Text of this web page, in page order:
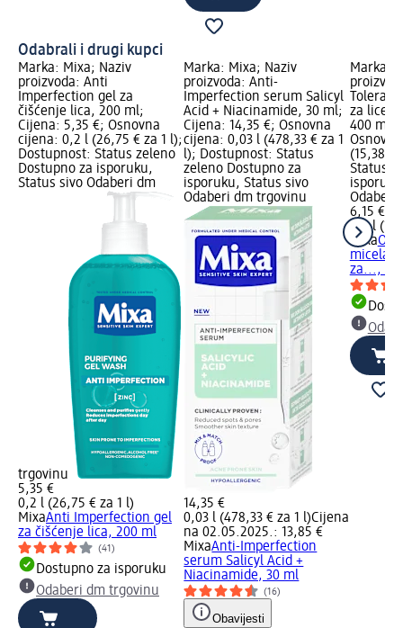
Odabrali i drugi kupci
Marka: Mixa; Naziv
proizvoda: Anti
Imperfection gel za
čišćenje lica, 200 ml;
Cijena: 5,35 €; Osnovna
cijena: 0,2 l (26,75 € za 1 l);
Dostupnost: Status zeleno
Dostupno za isporuku,
Status sivo Odaberi dm
trgovinu
5,35 €
0,2 l (26,75 € za 1 l)
MixaAnti Imperfection gel
za čišćenje lica, 200 ml
(41)
Dostupno za isporuku
Odaberi dm trgovinu
Marka: Mixa; Naziv
proizvoda: Anti-
Imperfection serum Salicyl
Acid + Niacinamide, 30 ml;
Cijena: 14,35 €; Osnovna
cijena: 0,03 l (478,33 € za 1
l); Dostupnost: Status
zeleno Dostupno za
isporuku, Status sivo
Odaberi dm trgovinu
14,35 €
0,03 l (478,33 € za 1 l)Cijena
na 02.05.2025.: 13,85 €
MixaAnti-Imperfection
serum Salicyl Acid +
Niacinamide, 30 ml
(16)
Obavijesti
Marka:
za lice
400 ml;
(15,38 €
Status
Odaberi
6,15 €
0,4 l
Mixa
za...,